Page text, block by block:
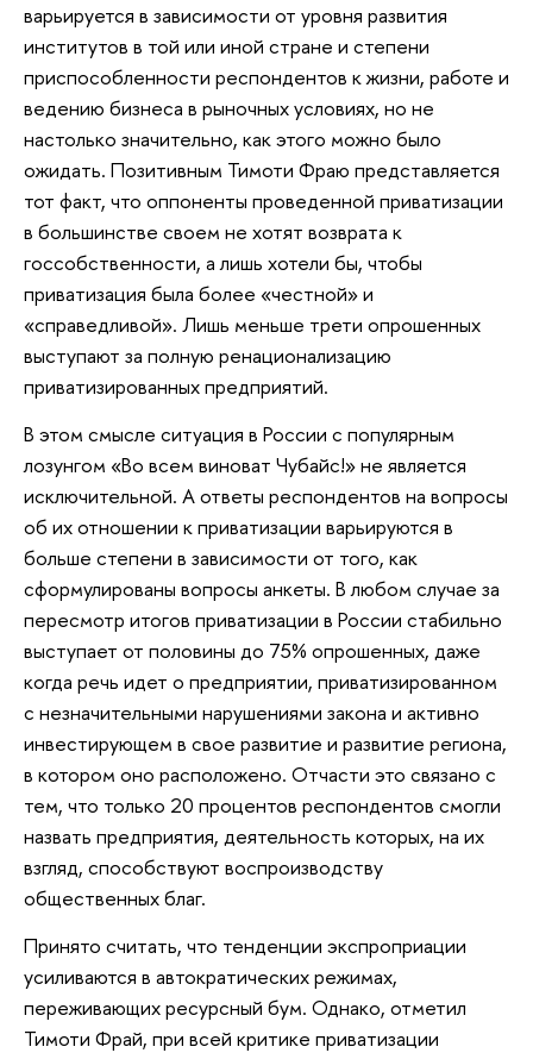
варьируется в зависимости от уровня развития
институтов в той или иной стране и степени
приспособленности респондентов к жизни, работе и
ведению бизнеса в рыночных условиях, но не
настолько значительно, как этого можно было
ожидать. Позитивным Тимоти Фраю представляется
тот факт, что оппоненты проведенной приватизации
в большинстве своем не хотят возврата к
госсобственности, а лишь хотели бы, чтобы
приватизация была более «честной» и
«справедливой». Лишь меньше трети опрошенных
выступают за полную ренационализацию
приватизированных предприятий.
В этом смысле ситуация в России с популярным
лозунгом «Во всем виноват Чубайс!» не является
исключительной. А ответы респондентов на вопросы
об их отношении к приватизации варьируются в
больше степени в зависимости от того, как
сформулированы вопросы анкеты. В любом случае за
пересмотр итогов приватизации в России стабильно
выступает от половины до 75% опрошенных, даже
когда речь идет о предприятии, приватизированном
с незначительными нарушениями закона и активно
инвестирующем в свое развитие и развитие региона,
в котором оно расположено. Отчасти это связано с
тем, что только 20 процентов респондентов смогли
назвать предприятия, деятельность которых, на их
взгляд, способствуют воспроизводству
общественных благ.
Принято считать, что тенденции экспроприации
усиливаются в автократических режимах,
переживающих ресурсный бум. Однако, отметил
Тимоти Фрай, при всей критике приватизации